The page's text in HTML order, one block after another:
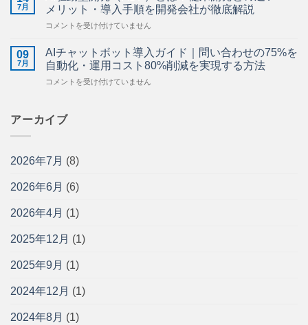
｜
工
管
図
理・
管
効
化
る
法
導
入
テ
原・
栃
木
北
の
AI・
DX
支
中
小
業
現
に
り
添
パ
ト
7月
メリット・導入手順を開発会社が徹底解説
AI
動
型
開
発
は？
発
の
い・
リ
導
手
を
コメントを受け付けていません
09
7月
AIチャットボット導入ガイド｜問い合わせの75%を
自動化・運用コスト80%削減を実現する方法
AI
ッ
ト
ト
入
イ
問
合
せ
75%
コメントを受け付けていません
アーカイブ
2026年7月 (8)
2026年6月 (6)
2026年4月 (1)
2025年12月 (1)
2025年9月 (1)
2024年12月 (1)
2024年8月 (1)